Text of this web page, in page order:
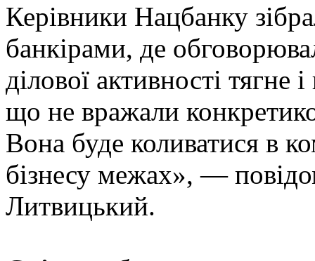
Керівники Нацбанку
банкірами, де
ділової активності тягне
що не вражали
Вона буде коливатися в
бізнесу межах», —
Литвицький.